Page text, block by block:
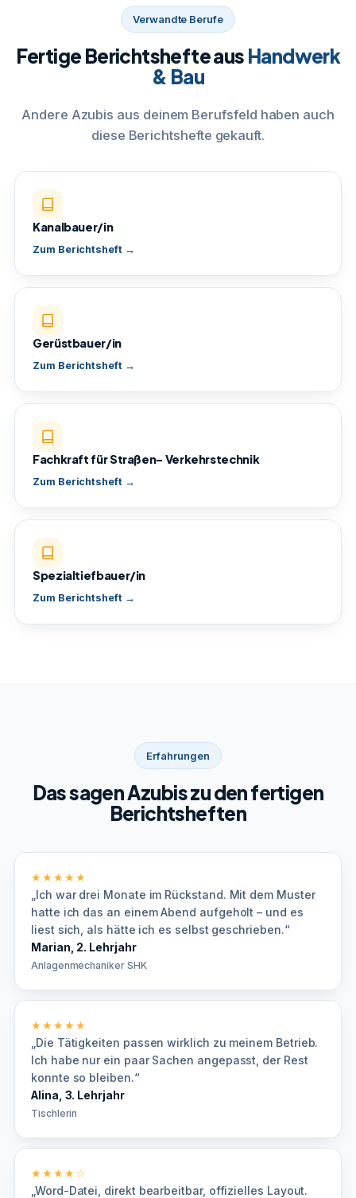
Verwandte Berufe
Fertige Berichtshefte aus Handwerk
& Bau
Andere Azubis aus deinem Berufsfeld haben auch
diese Berichtshefte gekauft.
Kanalbauer/in
Zum Berichtsheft →
Gerüstbauer/in
Zum Berichtsheft →
Fachkraft für Straßen- Verkehrstechnik
Zum Berichtsheft →
Spezialtiefbauer/in
Zum Berichtsheft →
Erfahrungen
Das sagen Azubis zu den fertigen
Berichtsheften
★★★★★
„Ich war drei Monate im Rückstand. Mit dem Muster
hatte ich das an einem Abend aufgeholt – und es
liest sich, als hätte ich es selbst geschrieben.“
Marian, 2. Lehrjahr
Anlagenmechaniker SHK
★★★★★
„Die Tätigkeiten passen wirklich zu meinem Betrieb.
Ich habe nur ein paar Sachen angepasst, der Rest
konnte so bleiben.“
Alina, 3. Lehrjahr
Tischlerin
★★★★☆
„Word-Datei, direkt bearbeitbar, offizielles Layout.